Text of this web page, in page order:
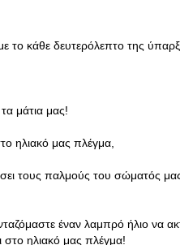
το κάθε δευτερόλεπτο της
μάτια μας!
ηλιακό μας πλέγμα,
τους παλμούς του σώματός
έναν λαμπρό ήλιο να
στο ηλιακό μας πλέγμα!